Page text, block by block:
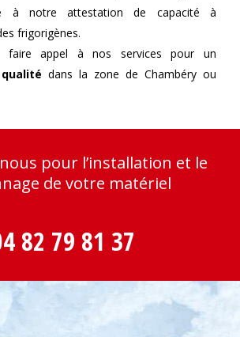
à notre attestation de capacité à
frigorigènes.
faire appel à nos services pour un
dans la zone de Chambéry ou
pour l’installation et le
de votre matériel
82 79 81 37